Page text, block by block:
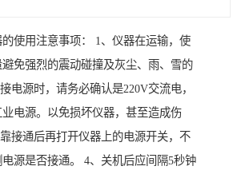
使用注意事项： 1、仪器在运输，使
免强烈的震动碰撞及灰尘、雨、雪的
电源时，请务必确认是220V交流电，
业电源。以免损坏仪器，甚至造成伤
接通后再打开仪器上的电源开关，不
源是否接通。 4、关机后应间隔5秒钟